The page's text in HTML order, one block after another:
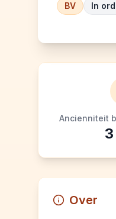
BV In
Ancienniteit
3
Over